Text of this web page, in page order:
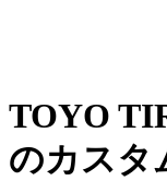
TOYO
のカスタ